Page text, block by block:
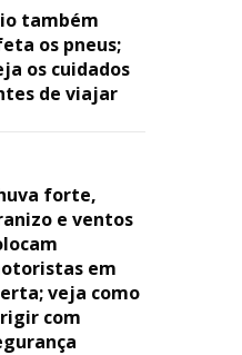
também
os pneus;
os cuidados
de viajar
forte,
e ventos
em
veja como
com